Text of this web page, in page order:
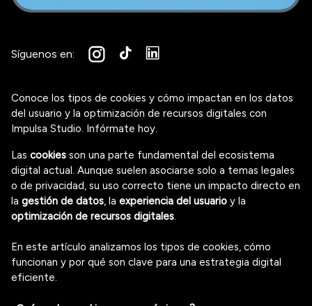
Síguenos en:
Conoce los tipos de cookies y cómo impactan en los datos
del usuario y la optimización de recursos digitales con
Impulsa Studio. Infórmate hoy.
Las cookies son una parte fundamental del ecosistema
digital actual. Aunque suelen asociarse solo a temas legales
o de privacidad, su uso correcto tiene un impacto directo en
la gestión de datos, la experiencia del usuario y la
optimización de recursos digitales.
En este artículo analizamos los tipos de cookies, cómo
funcionan y por qué son clave para una estrategia digital
eficiente.